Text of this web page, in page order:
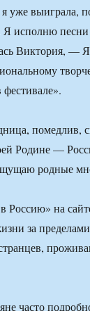
уже выиграла,
исполню
Виктория, —
фестивале».
помедлив,
Родине —
родные
Россию» на
за
часто